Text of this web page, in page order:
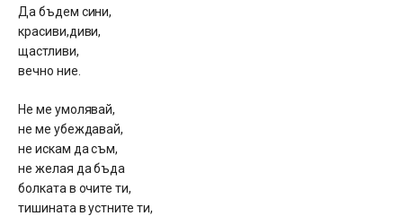
Да бъдем сини,
красиви,диви,
щастливи,
вечно ние.
Не ме умолявай,
не ме убеждавай,
не искам да съм,
не желая да бъда
болката в очите ти,
тишината в устните ти,